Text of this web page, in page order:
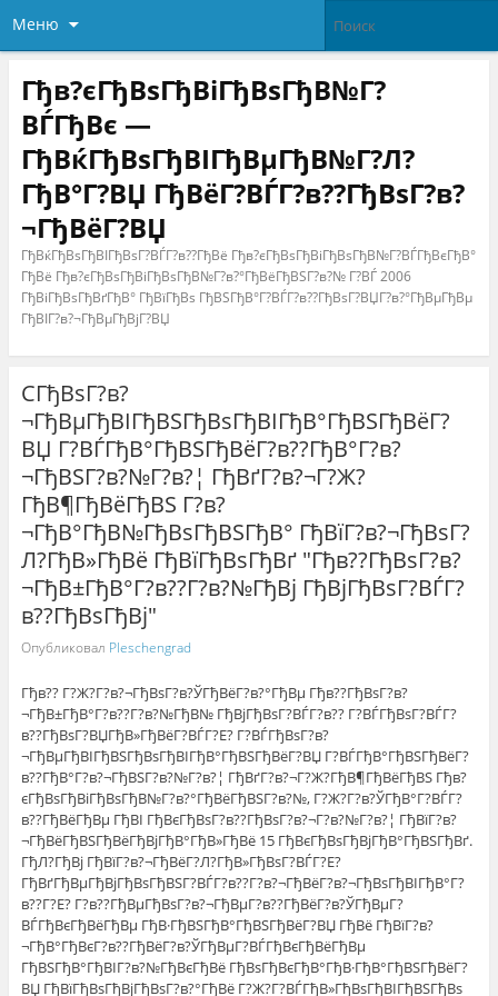
Меню
Гђв?єГђВѕГђВіГђВѕГђВ№Г?
ВЃГђВє —
ГђВќГђВѕГђВІГђВµГђВ№Г?Л?
ГђВ°Г?ВЏ ГђВёГ?ВЃГ?в??ГђВѕГ?в?
¬ГђВёГ?ВЏ
ГђВќГђВѕГђВІГђВѕГ?ВЃГ?в??ГђВё Гђв?єГђВѕГђВіГђВѕГђВ№Г?ВЃГђВєГђВ°
ГђВё Гђв?єГђВѕГђВіГђВѕГђВ№Г?в?°ГђВёГђВЅГ?в?№ Г?ВЃ 2006
ГђВіГђВѕГђВґГђВ° ГђВїГђВѕ ГђВЅГђВ°Г?ВЃГ?в??ГђВѕГ?ВЏГ?в?°ГђВµГђВµ
ГђВІГ?в?¬ГђВµГђВјГ?ВЏ
CГђВѕГ?в?
¬ГђВµГђВІГђВЅГђВѕГђВІГђВ°ГђВЅГђВёГ?
ВЏ Г?ВЃГђВ°ГђВЅГђВёГ?в??ГђВ°Г?в?
¬ГђВЅГ?в?№Г?в?¦ ГђВґГ?в?¬Г?Ж?
ГђВ¶ГђВёГђВЅ Г?в?
¬ГђВ°ГђВ№ГђВѕГђВЅГђВ° ГђВїГ?в?¬ГђВѕГ?
Л?ГђВ»ГђВё ГђВїГђВѕГђВґ "Гђв??ГђВѕГ?в?
¬ГђВ±ГђВ°Г?в??Г?в?№ГђВј ГђВјГђВѕГ?ВЃГ?
в??ГђВѕГђВј"
Опубликовал Pleschengrad
Гђв?? Г?Ж?Г?в?¬ГђВѕГ?в?ЎГђВёГ?в?°ГђВµ Гђв??ГђВѕГ?в?
¬ГђВ±ГђВ°Г?в??Г?в?№ГђВ№ ГђВјГђВѕГ?ВЃГ?в?? Г?ВЃГђВѕГ?ВЃГ?
в??ГђВѕГ?ВЏГђВ»ГђВёГ?ВЃГ?Е? Г?ВЃГђВѕГ?в?
¬ГђВµГђВІГђВЅГђВѕГђВІГђВ°ГђВЅГђВёГ?ВЏ Г?ВЃГђВ°ГђВЅГђВёГ?
в??ГђВ°Г?в?¬ГђВЅГ?в?№Г?в?¦ ГђВґГ?в?¬Г?Ж?ГђВ¶ГђВёГђВЅ Гђв?
єГђВѕГђВіГђВѕГђВ№Г?в?°ГђВёГђВЅГ?в?№, Г?Ж?Г?в?ЎГђВ°Г?ВЃГ?
в??ГђВёГђВµ ГђВІ ГђВєГђВѕГ?в??ГђВѕГ?в?¬Г?в?№Г?в?¦ ГђВїГ?в?
¬ГђВёГђВЅГђВёГђВјГђВ°ГђВ»ГђВё 15 ГђВєГђВѕГђВјГђВ°ГђВЅГђВґ.
ГђЛ?ГђВј ГђВїГ?в?¬ГђВёГ?Л?ГђВ»ГђВѕГ?ВЃГ?Е?
ГђВґГђВµГђВјГђВѕГђВЅГ?ВЃГ?в??Г?в?¬ГђВёГ?в?¬ГђВѕГђВІГђВ°Г?
в??Г?Е? Г?в??ГђВµГђВѕГ?в?¬ГђВµГ?в??ГђВёГ?в?ЎГђВµГ?
ВЃГђВєГђВёГђВµ ГђВ·ГђВЅГђВ°ГђВЅГђВёГ?ВЏ ГђВё ГђВїГ?в?
¬ГђВ°ГђВєГ?в??ГђВёГ?в?ЎГђВµГ?ВЃГђВєГђВёГђВµ
ГђВЅГђВ°ГђВІГ?в?№ГђВєГђВё ГђВѕГђВєГђВ°ГђВ·ГђВ°ГђВЅГђВёГ?
ВЏ ГђВїГђВѕГђВјГђВѕГ?в?°ГђВё Г?Ж?Г?ВЃГђВ»ГђВѕГђВІГђВЅГђВѕ